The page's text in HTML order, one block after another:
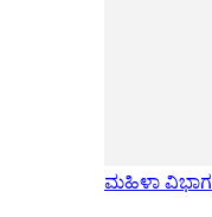
ಮಹಿಳಾ ವಿಭಾಗ